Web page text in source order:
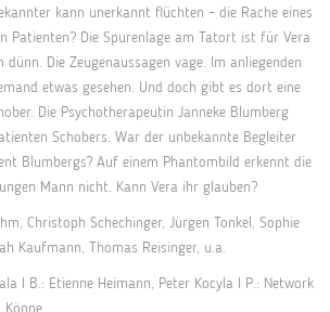
kann unerkannt flüchten – die Rache eines
Patienten? Die Spurenlage am Tatort ist für Vera
dünn. Die Zeugenaussagen vage. Im anliegenden
etwas gesehen. Und doch gibt es dort eine
Die Psychotherapeutin Janneke Blumberg
Schobers. War der unbekannte Begleiter
Blumbergs? Auf einem Phantombild erkennt die
Mann nicht. Kann Vera ihr glauben?
Christoph Schechinger, Jürgen Tonkel, Sophie
Kaufmann, Thomas Reisinger, u.a.
I B.: Etienne Heimann, Peter Kocyla I P.: Network
Köppe